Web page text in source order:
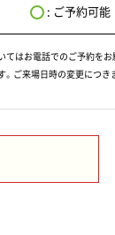
: ご予約可能
はお電話でのご予約をお
ご来場日時の変更につ